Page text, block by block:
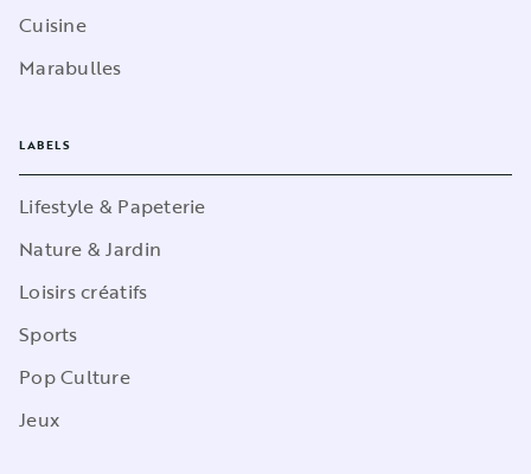
Cuisine
Marabulles
LABELS
Lifestyle & Papeterie
Nature & Jardin
Loisirs créatifs
Sports
Pop Culture
Jeux